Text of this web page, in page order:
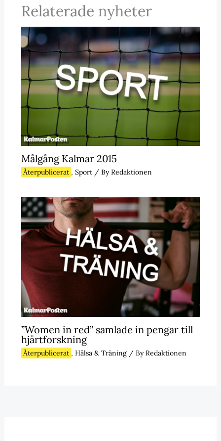
Relaterade nyheter
Målgång Kalmar 2015
Återpublicerat , Sport/ ByRedaktionen
”Women in red” samlade in pengar till
hjärtforskning
Återpublicerat , Hälsa & Träning/ ByRedaktionen